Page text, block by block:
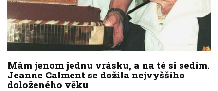
Mám jenom jednu vrásku, a na té si sedím.
Jeanne Calment se dožila nejvyššího
doloženého věku